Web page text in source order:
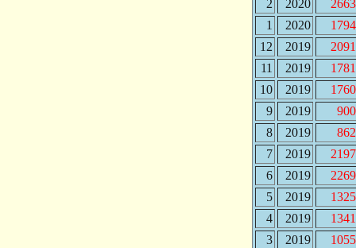
2
2020
2663
1
2020
1794
12
2019
2091
11
2019
1781
10
2019
1760
9
2019
900
8
2019
862
7
2019
2197
6
2019
2269
5
2019
1325
4
2019
1341
3
2019
1055